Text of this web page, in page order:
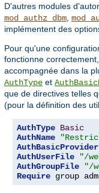
D'autres modules
mod_authz_dbm
implémentent des
Pour qu'une
fonctionne
accompagnée dans la
AuthType et
que de directives telles
(pour la définition des
AuthType Basic
AuthName
AuthBasicProvider
AuthUserFile
"/
AuthGroupFile
"/
Require group